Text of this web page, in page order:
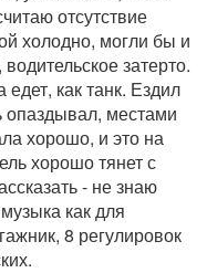
отсутствие
холодно, могли бы и
затерто.
как танк. Ездил
местами
хорошо, и это на
хорошо тянет с
- не знаю
как для
8 регулировок